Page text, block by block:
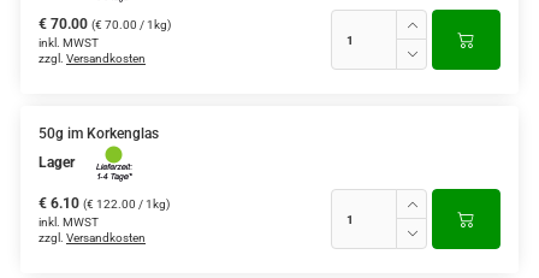
€ 70.00 (€ 70.00 / 1kg)
inkl. MWST
zzgl. Versandkosten
50g im Korkenglas
Lager
€ 6.10 (€ 122.00 / 1kg)
inkl. MWST
zzgl. Versandkosten